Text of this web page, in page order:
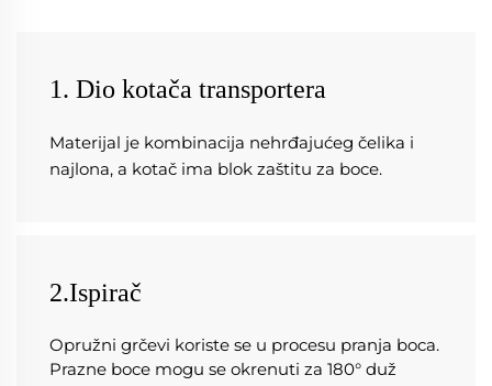
1. Dio kotača transportera
Materijal je kombinacija nehrđajućeg čelika i
najlona, a kotač ima blok zaštitu za boce.
2.Ispirač
Opružni grčevi koriste se u procesu pranja boca.
Prazne boce mogu se okrenuti za 180° duž